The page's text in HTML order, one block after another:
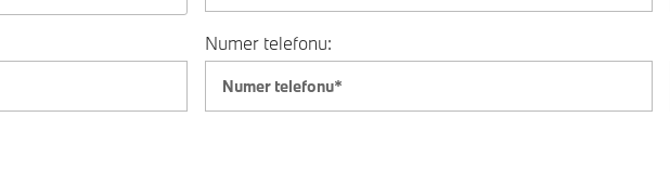
Numer telefonu: